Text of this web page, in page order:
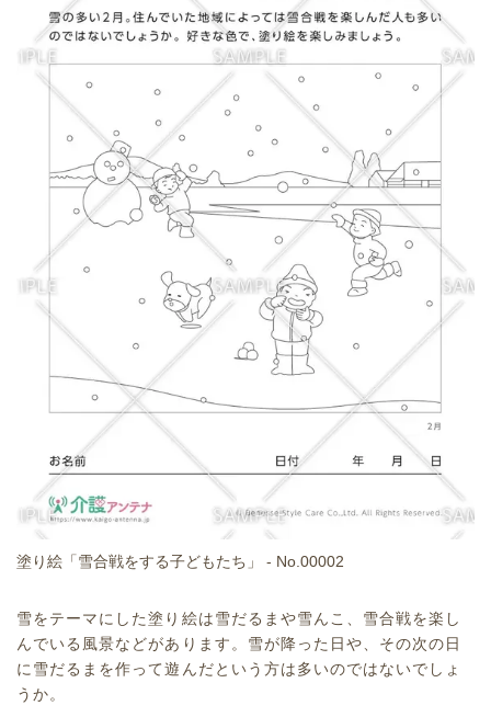
塗り絵「雪合戦をする子どもたち」 - No.00002
雪をテーマにした塗り絵は雪だるまや雪んこ、雪合戦を楽し
んでいる風景などがあります。雪が降った日や、その次の日
に雪だるまを作って遊んだという方は多いのではないでしょ
うか。